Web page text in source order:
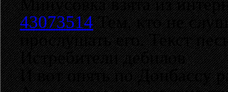
Минусовка взята из
43073514Тем, кто не
прослушать его. Текст
Истребители дебилов
И вот опять по Донбассу